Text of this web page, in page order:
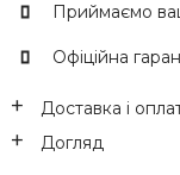
Приймаємо
Офіційна
Доставка і
Догляд